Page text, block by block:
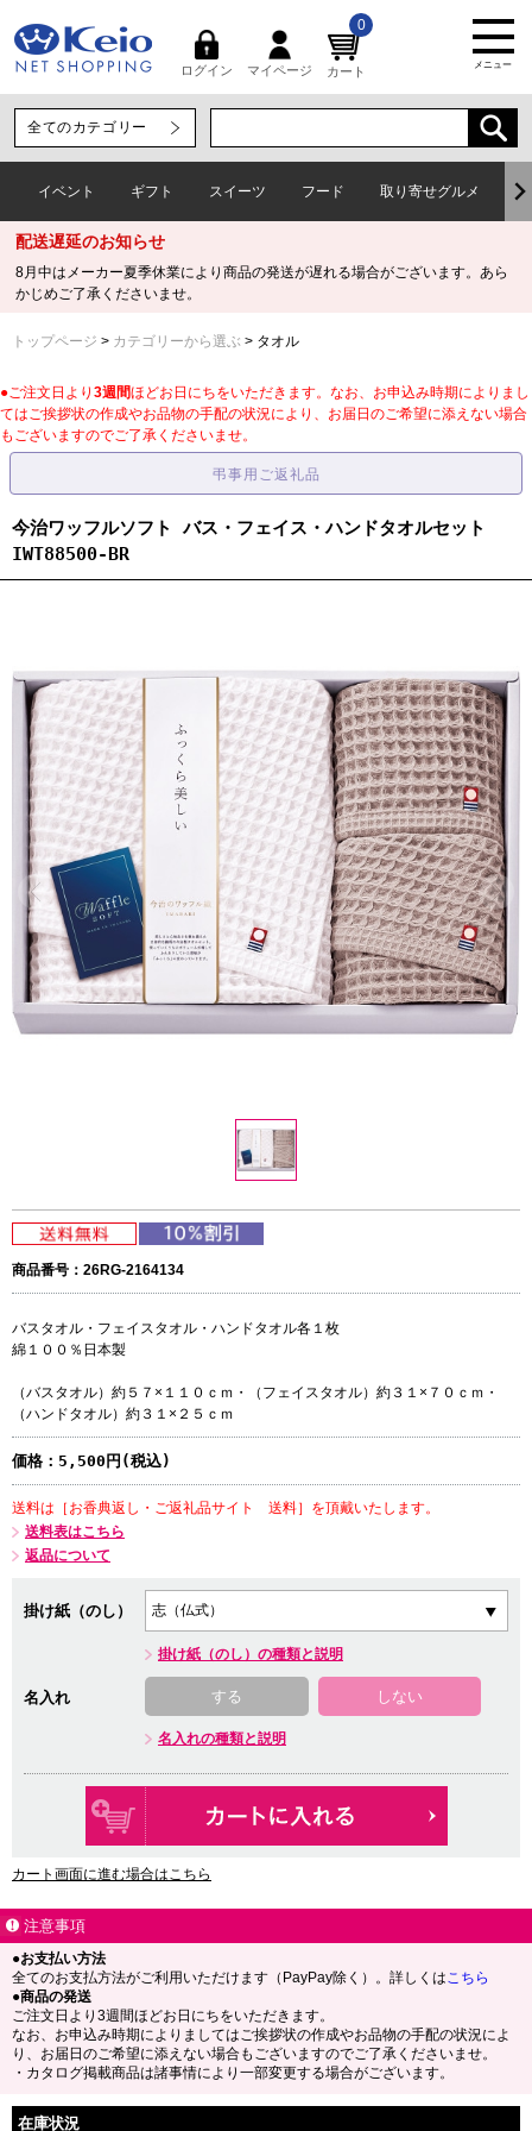
ログイン マイページ カート
0
メニュー
イベント ギフト スイーツ フード 取り寄せグルメ
配送遅延のお知らせ
8月中はメーカー夏季休業により商品の発送が遅れる場合がございます。あら
かじめご了承くださいませ。
トップページ カテゴリーから選ぶ タオル
●ご注文日より 3週間ほどお日にちをいただきます。なお、お申込み時期によりまし
てはご挨拶状の作成やお品物の手配の状況により、お届日のご希望に添えない場合
もございますのでご了承くださいませ。
今治ワッフルソフト バス・フェイス・ハンドタオルセット
IWT88500-BR
商品番号：26RG-2164134
バスタオル・フェイスタオル・ハンドタオル各１枚
綿１００％日本製
（バスタオル）約５７×１１０ｃｍ・（フェイスタオル）約３１×７０ｃｍ・
（ハンドタオル）約３１×２５ｃｍ
価格： 5,500円(税込)
送料は［お香典返し・ご返礼品サイト 送料］を頂戴いたします。
送料表はこちら
返品について
掛け紙（のし）
掛け紙（のし）の種類と説明
名入れ する しない
名入れの種類と説明
カート画面に進む場合はこちら
注意事項
●お支払い方法
全てのお支払方法がご利用いただけます（PayPay除く）。詳しくはこちら
●商品の発送
ご注文日より3週間ほどお日にちをいただきます。
なお、お申込み時期によりましてはご挨拶状の作成やお品物の手配の状況によ
り、お届日のご希望に添えない場合もございますのでご了承くださいませ。
・カタログ掲載商品は諸事情により一部変更する場合がございます。
在庫状況